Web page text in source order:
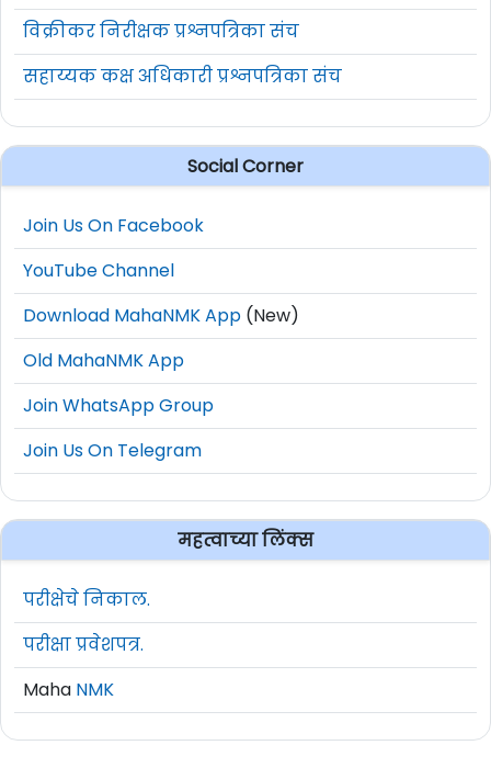
विक्रीकर निरीक्षक प्रश्नपत्रिका संच
सहाय्यक कक्ष अधिकारी प्रश्नपत्रिका संच
Social Corner
Join Us On Facebook
YouTube Channel
Download MahaNMK App (New)
Old MahaNMK App
Join WhatsApp Group
Join Us On Telegram
महत्वाच्या लिंक्स
परीक्षेचे निकाल.
परीक्षा प्रवेशपत्र.
Maha NMK